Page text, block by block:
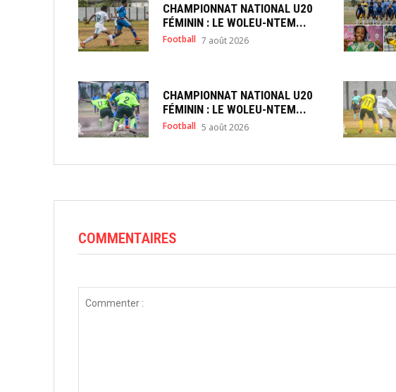
CHAMPIONNAT NATIONAL U20
FÉMININ : LE WOLEU-NTEM...
Football 7 août 2026
CHAMPIONNAT NATIONAL U20
FÉMININ : LE WOLEU-NTEM...
Football 5 août 2026
COMMENTAIRES